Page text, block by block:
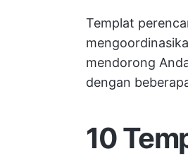
Templat
mendorong
dengan
10